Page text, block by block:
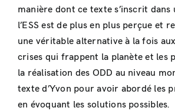
manière dont ce texte s’inscrit dans
l’ESS est de plus en plus perçue et
une véritable alternative à la fois
crises qui frappent la planète et les
la réalisation des ODD au niveau
texte d’Yvon pour avoir abordé les
en évoquant les solutions possibles.